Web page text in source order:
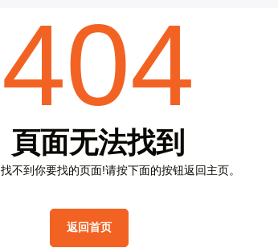
404
頁面无法找到
找不到你要找的页面!请按下面的按钮返回主页。
返回首页